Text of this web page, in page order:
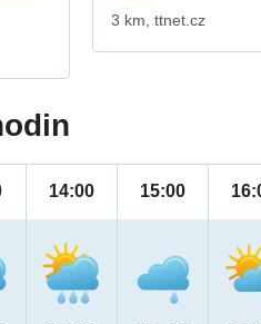
3 km, ttnet.cz
14:00 15:00